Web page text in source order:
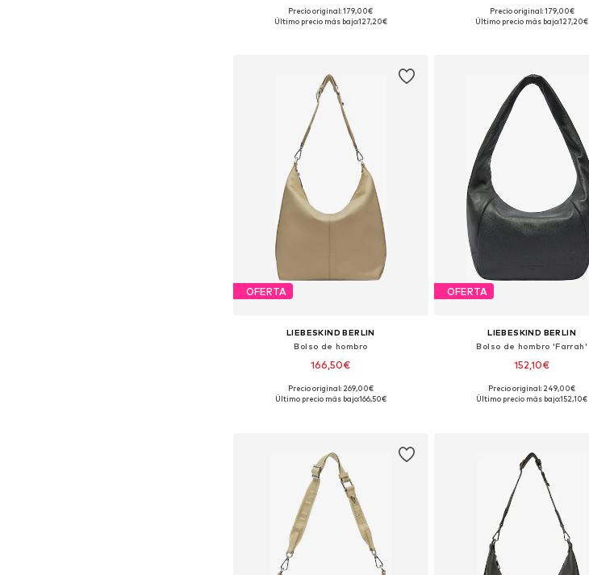
Tallas disponibles: One Size
Precio original: 179,00€
Último precio más bajo:127,20€
+1
Tallas disponibles: One Size
Precio original: 179,00€
Último precio más bajo:127,20€
OFERTA
LIEBESKIND BERLIN
Bolso de hombro
166,50€
Tallas disponibles: One Size
Precio original: 269,00€
Último precio más bajo:166,50€
OFERTA
LIEBESKIND BERLIN
Bolso de hombro 'Farrah'
152,10€
Tallas disponibles: One Size
Precio original: 249,00€
Último precio más bajo:152,10€